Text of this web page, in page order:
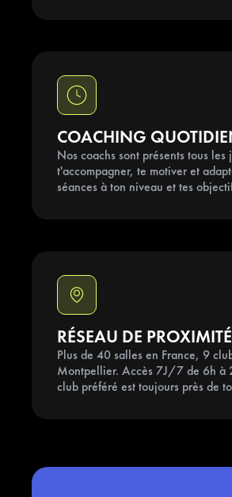
6
7
COACHING
Nos coachs sont présents tous les
t'accompagner, te motiver et
séances à ton niveau et tes
RÉSEAU DE PROXIMITÉ
Plus de 40 salles en France, 9
Montpellier. Accès 7J/7 de 6h à
club préféré est toujours près de